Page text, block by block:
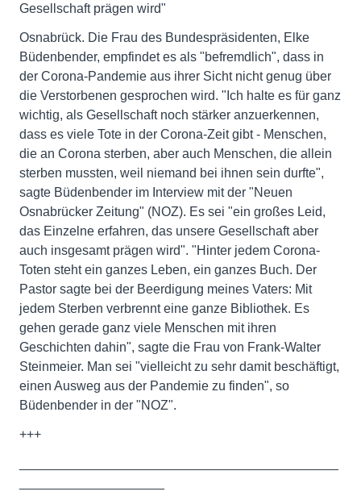
Gesellschaft prägen wird"
Osnabrück. Die Frau des Bundespräsidenten, Elke
Büdenbender, empfindet es als "befremdlich", dass in
der Corona-Pandemie aus ihrer Sicht nicht genug über
die Verstorbenen gesprochen wird. "Ich halte es für ganz
wichtig, als Gesellschaft noch stärker anzuerkennen,
dass es viele Tote in der Corona-Zeit gibt - Menschen,
die an Corona sterben, aber auch Menschen, die allein
sterben mussten, weil niemand bei ihnen sein durfte",
sagte Büdenbender im Interview mit der "Neuen
Osnabrücker Zeitung" (NOZ). Es sei "ein großes Leid,
das Einzelne erfahren, das unsere Gesellschaft aber
auch insgesamt prägen wird". "Hinter jedem Corona-
Toten steht ein ganzes Leben, ein ganzes Buch. Der
Pastor sagte bei der Beerdigung meines Vaters: Mit
jedem Sterben verbrennt eine ganze Bibliothek. Es
gehen gerade ganz viele Menschen mit ihren
Geschichten dahin", sagte die Frau von Frank-Walter
Steinmeier. Man sei "vielleicht zu sehr damit beschäftigt,
einen Ausweg aus der Pandemie zu finden", so
Büdenbender in der "NOZ".
+++